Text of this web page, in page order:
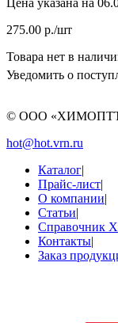
275.00 р./шт
Товара нет в
Уведомить о
© ООО
hot@hot.vrn.ru
Каталог|
Прайс-лист|
О компании|
Статьи|
Контакты|
Заказ